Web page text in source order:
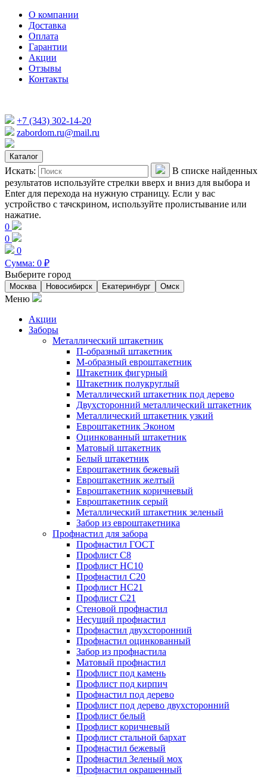
О компании
Доставка
Оплата
Гарантии
Акции
Отзывы
Контакты
+7 (343) 302-14-20
zabordom.ru@mail.ru
Каталог
Искать:
В списке найденных
результатов используйте стрелки вверх и вниз для выбора и
Enter для перехода на нужную страницу. Если у вас
устройство с тачскрином, используйте пролистывание или
нажатие.
0
0
0
Сумма: 0 ₽
Выберите город
Москва Новосибирск Екатеринбург Омск
Меню
Акции
Заборы
Металлический штакетник
П-образный штакетник
М-образный евроштакетник
Штакетник фигурный
Штакетник полукруглый
Металлический штакетник под дерево
Двухсторонний металлический штакетник
Металлический штакетник узкий
Евроштакетник Эконом
Оцинкованный штакетник
Матовый штакетник
Белый штакетник
Евроштакетник бежевый
Евроштакетник желтый
Евроштакетник коричневый
Евроштакетник серый
Металлический штакетник зеленый
Забор из евроштакетника
Профнастил для забора
Профнастил ГОСТ
Профлист С8
Профлист НС10
Профнастил С20
Профлист НС21
Профлист С21
Стеновой профнастил
Несущий профнастил
Профнастил двухсторонний
Профнастил оцинкованный
Забор из профнастила
Матовый профнастил
Профлист под камень
Профлист под кирпич
Профнастил под дерево
Профлист под дерево двухсторонний
Профлист белый
Профлист коричневый
Профлист стальной бархат
Профнастил бежевый
Профнастил Зеленый мох
Профнастил окрашенный